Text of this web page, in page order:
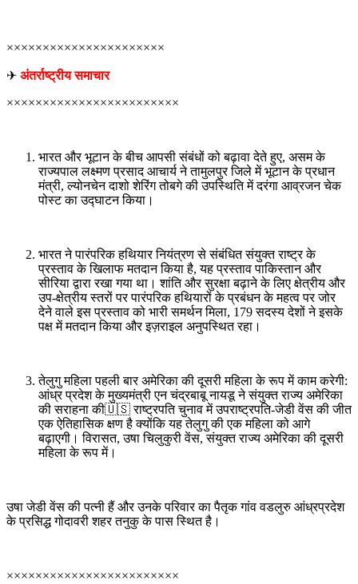
××××××××××××××××××××××
✈ अंतर्राष्ट्रीय समाचार
××××××××××××××××××××××××
भारत और भूटान के बीच आपसी संबंधों को बढ़ावा देते हुए, असम के
राज्यपाल लक्ष्मण प्रसाद आचार्य ने तामुलपुर जिले में भूटान के प्रधान
मंत्री, ल्योनचेन दाशो शेरिंग तोबगे की उपस्थिति में दरंगा आव्रजन चेक
पोस्ट का उद्घाटन किया।
भारत ने पारंपरिक हथियार नियंत्रण से संबंधित संयुक्त राष्ट्र के
प्रस्ताव के खिलाफ मतदान किया है, यह प्रस्ताव पाकिस्तान और
सीरिया द्वारा रखा गया था। शांति और सुरक्षा बढ़ाने के लिए क्षेत्रीय और
उप-क्षेत्रीय स्तरों पर पारंपरिक हथियारों के प्रबंधन के महत्व पर जोर
देने वाले इस प्रस्ताव को भारी समर्थन मिला, 179 सदस्य देशों ने इसके
पक्ष में मतदान किया और इज़राइल अनुपस्थित रहा।
तेलुगु महिला पहली बार अमेरिका की दूसरी महिला के रूप में काम करेगी:
आंध्र प्रदेश के मुख्यमंत्री एन चंद्रबाबू नायडू ने संयुक्त राज्य अमेरिका
की सराहना की🇺🇸 राष्ट्रपति चुनाव में उपराष्ट्रपति-जेडी वेंस की जीत
एक ऐतिहासिक क्षण है क्योंकि यह तेलुगु की एक महिला को आगे
बढ़ाएगी। विरासत, उषा चिलुकुरी वेंस, संयुक्त राज्य अमेरिका की दूसरी
महिला के रूप में।
उषा जेडी वेंस की पत्नी हैं और उनके परिवार का पैतृक गांव वडलुरु आंध्रप्रदेश
के प्रसिद्ध गोदावरी शहर तनुकु के पास स्थित है।
××××××××××××××××××××××××